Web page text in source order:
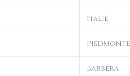
Italië
Piedmonte
Barbera